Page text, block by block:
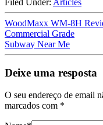
Filed Under: Articles
WoodMaxx WM-8H
Commercial Grade
Subway Near Me
Deixe uma resposta
O seu endereço de email
marcados com *